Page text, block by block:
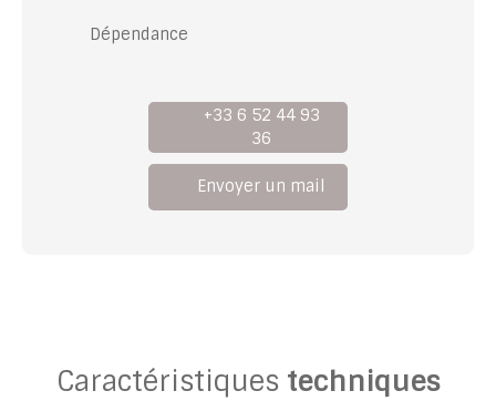
Dépendance
+33 6 52 44 93
36
Envoyer un mail
Caractéristiques techniques